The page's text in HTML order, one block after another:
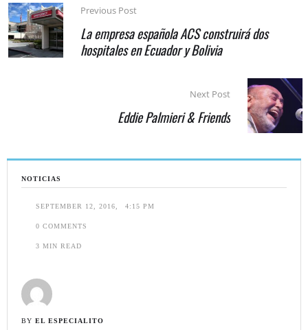
NOTICIAS
SEPTEMBER 12, 2016 4:15 PM
0 COMMENTS
3 MIN READ
BY EL ESPECIALITO
Previous Post
La empresa española ACS construirá dos
hospitales en Ecuador y Bolivia
Next Post
Eddie Palmieri & Friends